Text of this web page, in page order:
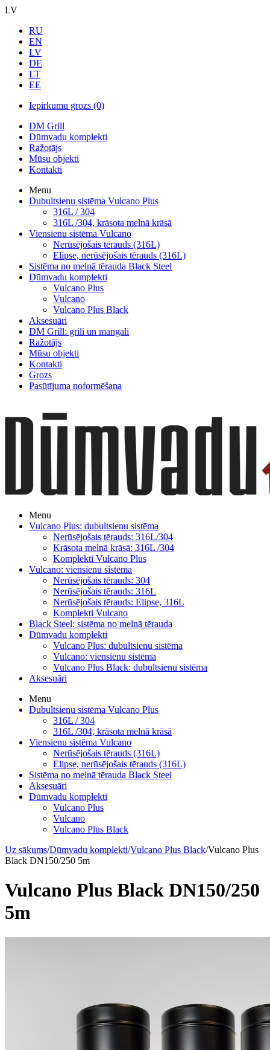
LV
RU
EN
LV
DE
LT
EE
Iepirkumu grozs (0)
DM Grill
Dūmvadu komplekti
Ražotājs
Mūsu objekti
Kontakti
Menu
Dubultsienu sistēma Vulcano Plus
316L / 304
316L /304, krāsota melnā krāsā
Viensienu sistēma Vulcano
Nerūsējošais tērauds (316L)
Elipse, nerūsējošais tērauds (316L)
Sistēma no melnā tērauda Black Steel
Dūmvadu komplekti
Vulcano Plus
Vulcano
Vulcano Plus Black
Aksesuāri
DM Grill: grili un mangali
Ražotājs
Mūsu objekti
Kontakti
Grozs
Pasūtījuma noformēšana
Menu
Vulcano Plus: dubultsienu sistēma
Nerūsējošais tērauds: 316L/304
Krāsota melnā krāsā: 316L /304
Komplekti Vulcano Plus
Vulcano: viensienu sistēma
Nerūsējošais tērauds: 304
Nerūsējošais tērauds: 316L
Nerūsējošais tērauds: Elipse, 316L
Komplekti Vulcano
Black Steel: sistēma no melnā tērauda
Dūmvadu komplekti
Vulcano Plus: dubultsienu sistēma
Vulcano: viensienu sistēma
Vulcano Plus Black: dubultsienu sistēma
Aksesuāri
Menu
Dubultsienu sistēma Vulcano Plus
316L / 304
316L /304, krāsota melnā krāsā
Viensienu sistēma Vulcano
Nerūsējošais tērauds (316L)
Elipse, nerūsējošais tērauds (316L)
Sistēma no melnā tērauda Black Steel
Aksesuāri
Dūmvadu komplekti
Vulcano Plus
Vulcano
Vulcano Plus Black
Uz sākums/Dūmvadu komplekti/Vulcano Plus Black/Vulcano Plus
Black DN150/250 5m
Vulcano Plus Black DN150/250
5m